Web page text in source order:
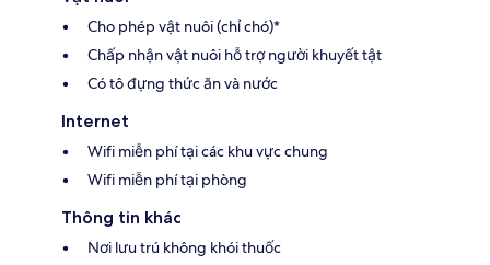
Cho phép vật nuôi (chỉ chó)*
Chấp nhận vật nuôi hỗ trợ người khuyết tật
Có tô đựng thức ăn và nước
Internet
Wifi miễn phí tại các khu vực chung
Wifi miễn phí tại phòng
Thông tin khác
Nơi lưu trú không khói thuốc